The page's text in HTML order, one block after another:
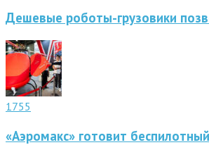
Дешевые роботы-грузовики
1755
«Аэромакс» готовит